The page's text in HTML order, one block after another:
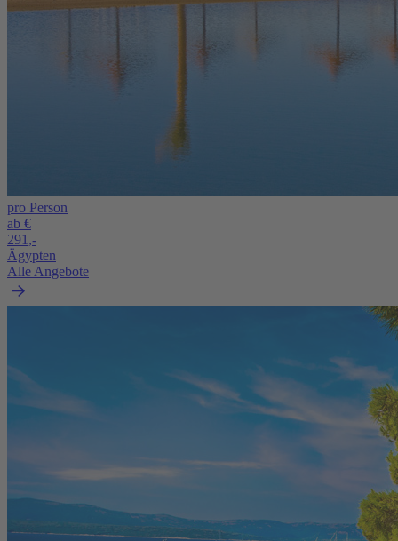
pro Person
ab €
291,-
Ägypten
Alle Angebote